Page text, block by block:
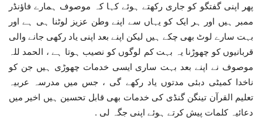
پھر اپنی گفتگو کو جاری رکھتے ہوئے کہا کہ موصوف ہمارے فاؤنڈر
ممبر ہیں اور ہر ایک کو یہاں سے اپنے وطن عزیز لوٹنا ہی ہے اور
بہت سارے لوٹ بھی چکے ہیں لیکن اپنے بعد اپنی یاد رکھی جانے والی
قربانیوں کو چھوڑنا یہ بہت کم لوگوں کو نصیب ہوتا ہے ، الحمد للہ
موصوف نے اپنے بعد بہت ساری ایسی خدمات چھوڑی ہیں جن کو
ناخدا کمیٹی دبئی مدتوں یاد رکھے گی ، جس میں مدرسہ عربیہ
تعلیم القرآن تینگن گنڈی کی خدمات بھی قابل تحسین ہیں اخیر میں
دعائیہ کلمات پیش کرتے ہوئے اپنی جگہ لی .